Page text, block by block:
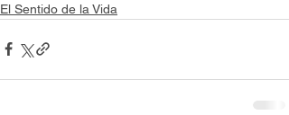
El Sentido de la Vida